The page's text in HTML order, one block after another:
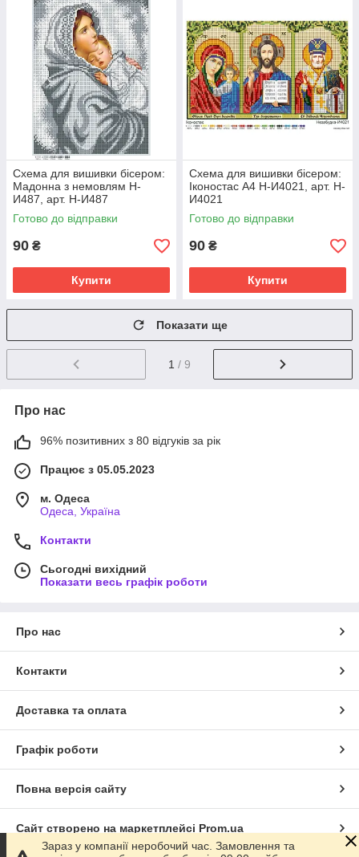
Схема для вишивки бісером:
Мадонна з немовлям Н-
И487, арт. Н-И487
Готово до відправки
90 ₴
Купити
Схема для вишивки бісером:
Іконостас А4 Н-И4021, арт. Н-
И4021
Готово до відправки
90 ₴
Купити
Показати ще
1 / 9
Про нас
96% позитивних з 80 відгуків за рік
Працює з 05.05.2023
м. Одеса
Одеса, Україна
Контакти
Сьогодні вихідний
Показати весь графік роботи
Про нас
Контакти
Доставка та оплата
Графік роботи
Повна версія сайту
Сайт створено на маркетплейсі Prom.ua
Зараз у компанії неробочий час. Замовлення та